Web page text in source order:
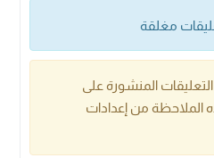
مغلقة
المنشورة على
من إعدادات